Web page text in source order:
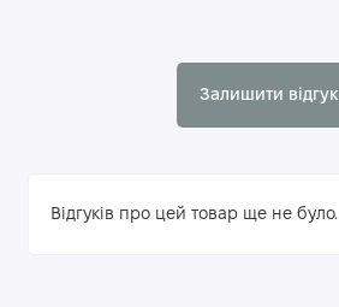
Залишити відгук
Відгуків про цей товар ще не було.